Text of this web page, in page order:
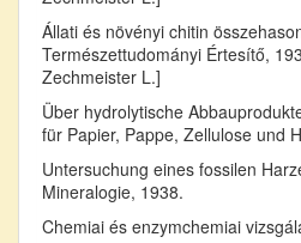
Állati és növényi chitin
Természettudományi Értesítő,
Zechmeister L.]
Über hydrolytische
für Papier, Pappe, Zellulose und
Untersuchung eines fossilen
Mineralogie, 1938.
Chemiai és enzymchemiai